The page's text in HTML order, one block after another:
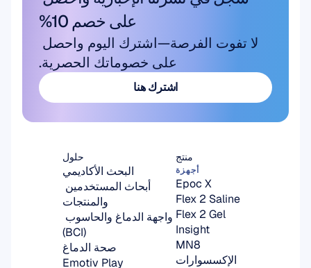
على خصم 10%
على خصوماتك الحصرية.
اشترك هنا
حلول
البحث الأكاديمي
والمنتجات
(BCI)
صحة الدماغ
Emotiv Play
منتج
أجهزة
Epoc X
Flex 2 Saline
Flex 2 Gel
Insight
MN8
الإكسسوارات